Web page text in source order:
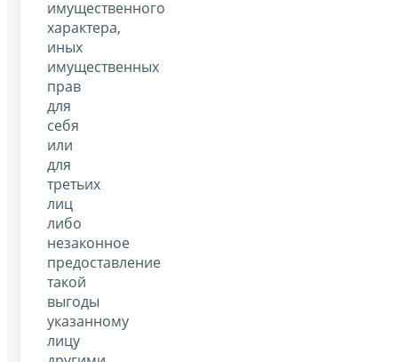
имущественного
характера,
иных
имущественных
прав
для
себя
или
для
третьих
лиц
либо
незаконное
предоставление
такой
выгоды
указанному
лицу